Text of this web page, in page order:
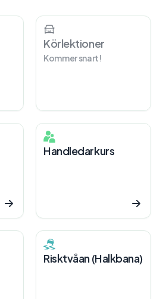
Körlektioner
Kommer snart!
Handledarkurs
Risktvåan (Halkbana)